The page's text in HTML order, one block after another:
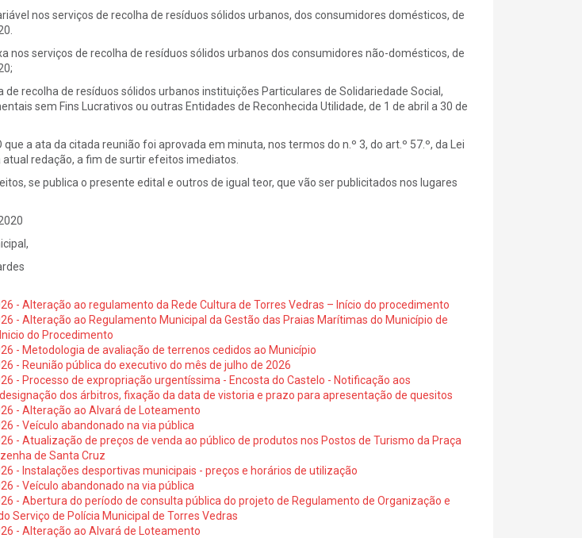
nos serviços de recolha de resíduos sólidos urbanos, dos consumidores domésticos, de
nos serviços de recolha de resíduos sólidos urbanos dos consumidores não-domésticos, de
de recolha de resíduos sólidos urbanos instituições Particulares de Solidariedade Social,
sem Fins Lucrativos ou outras Entidades de Reconhecida Utilidade, de 1 de abril a 30 de
que a ata da citada reunião foi aprovada em minuta, nos termos do n.º 3, do art.º 57.º, da Lei
redação, a fim de surtir efeitos imediatos.
se publica o presente edital e outros de igual teor, que vão ser publicitados nos lugares
- Alteração ao regulamento da Rede Cultura de Torres Vedras – Início do procedimento
- Alteração ao Regulamento Municipal da Gestão das Praias Marítimas do Município de
do Procedimento
- Metodologia de avaliação de terrenos cedidos ao Município
- Reunião pública do executivo do mês de julho de 2026
- Processo de expropriação urgentíssima - Encosta do Castelo - Notificação aos
dos árbitros, fixação da data de vistoria e prazo para apresentação de quesitos
- Alteração ao Alvará de Loteamento
- Veículo abandonado na via pública
- Atualização de preços de venda ao público de produtos nos Postos de Turismo da Praça
de Santa Cruz
- Instalações desportivas municipais - preços e horários de utilização
- Veículo abandonado na via pública
- Abertura do período de consulta pública do projeto de Regulamento de Organização e
Serviço de Polícia Municipal de Torres Vedras
- Alteração ao Alvará de Loteamento